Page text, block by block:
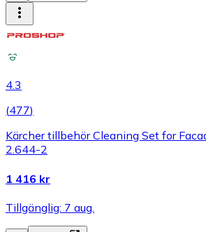
4.3
(477)
Kärcher tillbehör Cleaning Set for
2.644-2
1 416 kr
Tillgänglig: 7 aug.